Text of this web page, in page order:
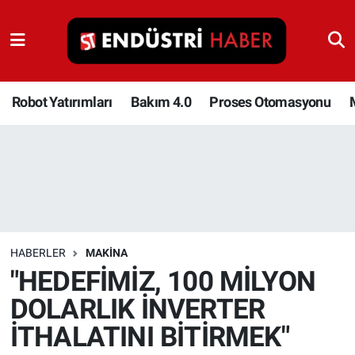
Robot Yatırımları Bakım 4.0 Proses Otomasyonu
HABERLER MAKINA
"HEDEFİMİZ, 100 MİLYON
DOLARLIK İNVERTER
İTHALATINI BİTİRMEK"
Robot Yatırımları
Bakım 4.0
Depolama Çözümleri
İnşaat ve Malzeme
HaberOrtak